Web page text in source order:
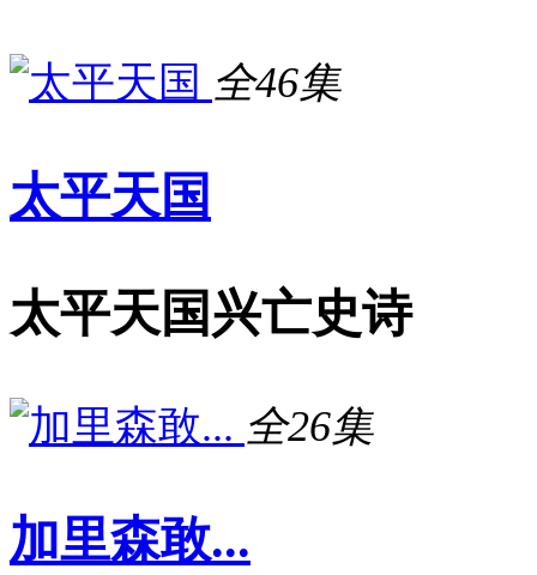
全46集
太平天国
太平天国兴亡史诗
全26集
加里森敢...